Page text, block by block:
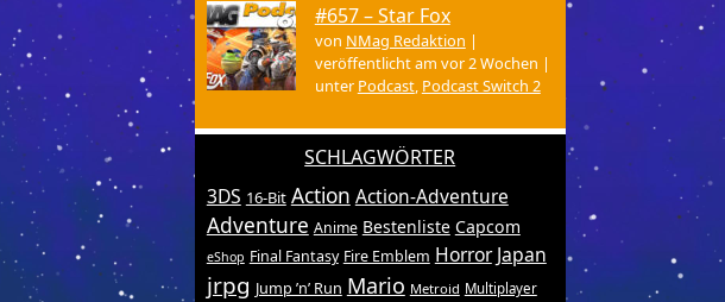
#657 – Star Fox
von NMag Redaktion |
veröffentlicht am vor 2 Wochen |
unter Podcast, Podcast Switch 2
SCHLAGWÖRTER
3DS 16-Bit Action Action-Adventure
Adventure Anime Bestenliste Capcom
eShop Final Fantasy Fire Emblem Horror Japan
jrpg Jump ’n’ Run Mario Metroid Multiplayer